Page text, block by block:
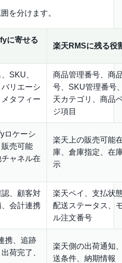
を分けます。
に寄せる
楽天RMSに残る役
SKU、
リエーシ
メタフィー
商品管理番号、商
号、SKU管理番号
天カテゴリ、商品
ジ項目
ロケーシ
販売可能
ャネル在
楽天上の販売可能
庫、倉庫指定、在
示
認、顧客対
、会計連携
楽天ペイ、支払状
配送ステータス、
ル注文番号
携、追跡
荷完了、
楽天側の出荷通知
送条件、納期情報